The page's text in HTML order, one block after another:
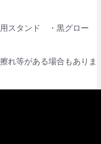
スタンド ・黒グロー
れ等がある場合もありま